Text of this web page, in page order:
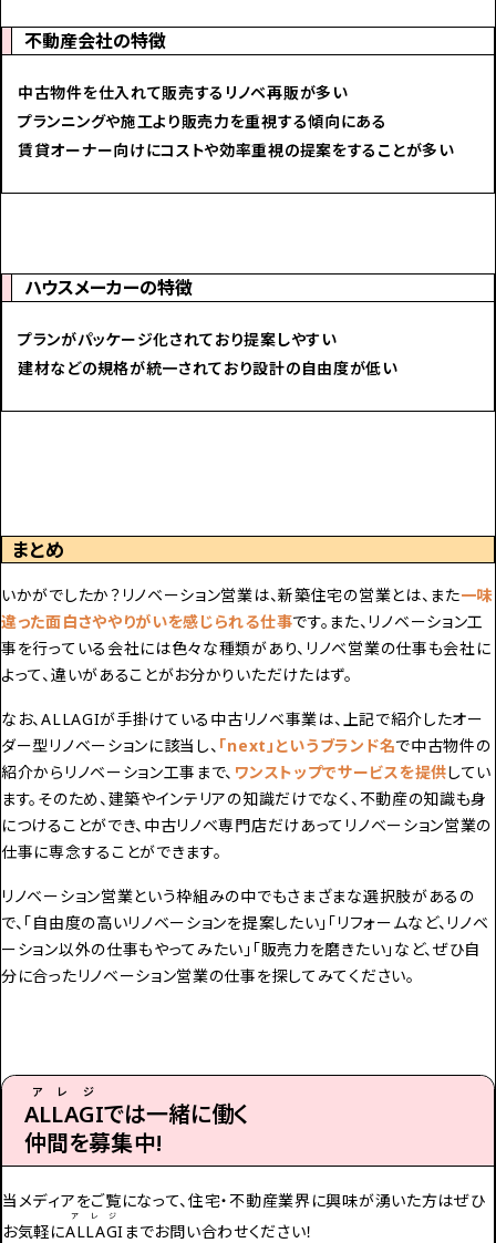
不動産会社の特徴
中古物件を仕入れて販売するリノベ再販が多い
プランニングや施工より販売力を重視する傾向にある
賃貸オーナー向けにコストや効率重視の提案をすることが多い
ハウスメーカーの特徴
プランがパッケージ化されており提案しやすい
建材などの規格が統一されており設計の自由度が低い
まとめ
いかがでしたか？リノベーション営業は、新築住宅の営業とは、また一味
違った面白さややりがいを感じられる仕事です。また、リノベーション工
事を行っている会社には色々な種類があり、リノベ営業の仕事も会社に
よって、違いがあることがお分かりいただけたはず。
なお、ALLAGIが手掛けている中古リノベ事業は、上記で紹介したオー
ダー型リノベーションに該当し、 「next」というブランド名で中古物件の
紹介からリノベーション工事まで、 ワンストップでサービスを提供してい
ます。そのため、建築やインテリアの知識だけでなく、不動産の知識も身
につけることができ、中古リノベ専門店だけあってリノベーション営業の
仕事に専念することができます。
リノベーション営業という枠組みの中でもさまざまな選択肢があるの
で、「自由度の高いリノベーションを提案したい」「リフォームなど、リノベ
ーション以外の仕事もやってみたい」「販売力を磨きたい」など、ぜひ自
分に合ったリノベーション営業の仕事を探してみてください。
ALLAGI
アレジ
では一緒に働く
仲間を募集中!
当メディアをご覧になって、住宅・不動産業界に興味が湧いた方はぜひ
お気軽にALLAGI
アレジ
までお問い合わせください！